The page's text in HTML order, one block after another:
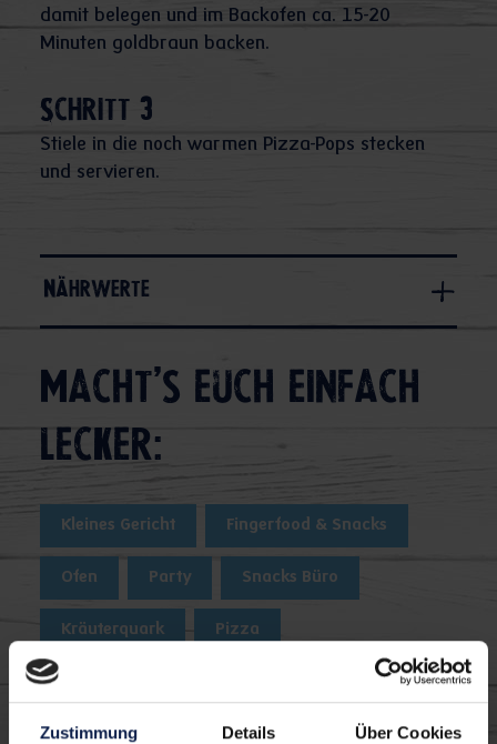
Zustimmung Details Über Cookies
damit belegen und im Backofen ca. 15-20
Minuten goldbraun backen.
Schritt 3
Stiele in die noch warmen Pizza-Pops stecken
und servieren.
Nährwerte
Macht's euch einfach
lecker:
Kleines Gericht Fingerfood & Snacks
Ofen Party Snacks Büro
Kräuterquark Pizza
Tipp